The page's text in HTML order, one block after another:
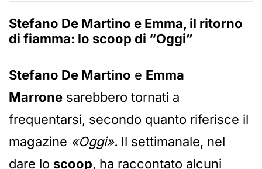
Stefano De Martino e Emma, il ritorno
di fiamma: lo scoop di “Oggi”
Stefano De Martino e Emma
Marrone sarebbero tornati a
frequentarsi, secondo quanto riferisce il
magazine «Oggi». Il settimanale, nel
dare lo scoop, ha raccontato alcuni